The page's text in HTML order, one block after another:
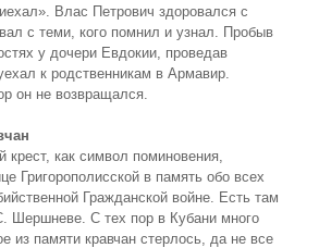
Влас Петрович здоровался с
с теми, кого помнил и узнал. Пробыв
у дочери Евдокии, проведав
к родственникам в Армавир.
он не возвращался.
крест, как символ поминовения,
Григорополисской в память обо всех
Гражданской войне. Есть там
Шершневе. С тех пор в Кубани много
из памяти кравчан стерлось, да не все